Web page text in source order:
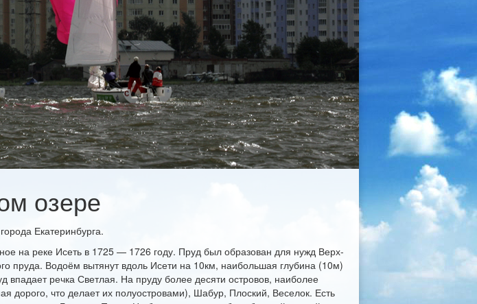
озере
Екатеринбурга.
на реке Исеть в 1725 — 1726 году. Пруд был образован для нужд Верх-
пруда. Водоём вытянут вдоль Исети на 10км, наибольшая глубина (10м)
речка Светлая. На пруду более десяти островов, наиболее
что делает их полуостровами), Шабур, Плоский, Веселок. Есть